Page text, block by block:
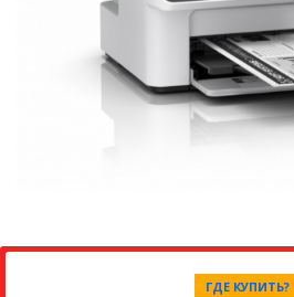
ГДЕ КУПИТЬ?